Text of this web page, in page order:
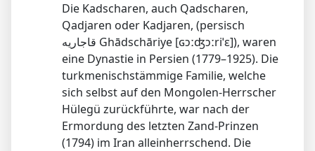
Die Kadscharen, auch Qadscharen,
Qadjaren oder Kadjaren, (persisch
‏قاجاریه‎ Ghādschāriye [ɢɔːʤɔːriˈɛ]), waren
eine Dynastie in Persien (1779–1925). Die
turkmenischstämmige Familie, welche
sich selbst auf den Mongolen-Herrscher
Hülegü zurückführte, war nach der
Ermordung des letzten Zand-Prinzen
(1794) im Iran alleinherrschend. Die